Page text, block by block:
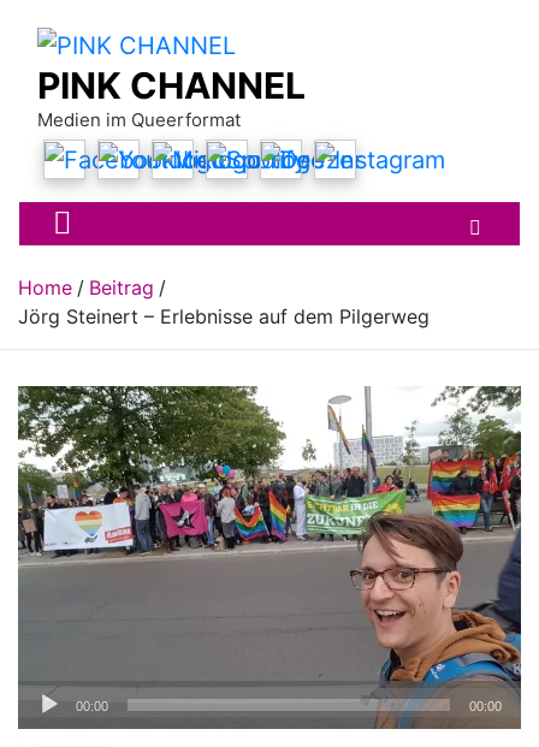
contentPINK CHANNEL
Medien im Queerformat
Home
Beitrag
Jörg Steinert – Erlebnisse auf dem Pilgerweg
Audio-00:00 00:00